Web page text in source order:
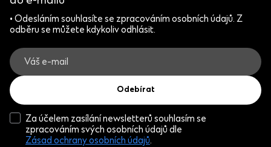
• Odesláním souhlasíte se zpracováním osobních údajů. Z
odběru se můžete kdykoliv odhlásit.
Odebírat
Za účelem zasílání newsletterů souhlasím se
zpracováním svých osobních údajů dle
Zásad ochrany osobních údajů.